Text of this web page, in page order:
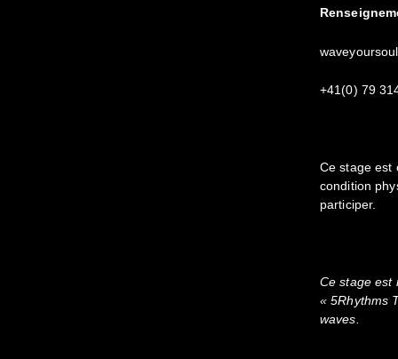
+41(0) 79
Ce stage est
condition
participer.
Ce stage est
« 5Rhythms
waves.